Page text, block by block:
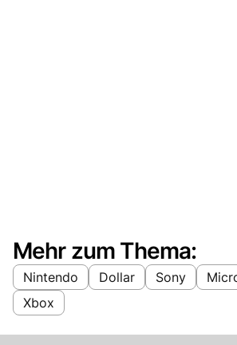
Mehr zum Thema:
Nintendo Dollar Sony
Xbox